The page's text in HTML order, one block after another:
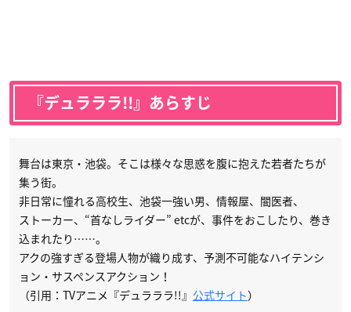
『デュラララ!!』あらすじ
舞台は東京・池袋。そこは様々な思惑を腹に抱えた若者たちが
集う街。
非日常に憧れる高校生、池袋一強い男、情報屋、闇医者、
ストーカー、“首なしライダー” etcが、事件をおこしたり、巻き
込まれたり……。
アクの強すぎる登場人物が織り成す、予測不可能なハイテンシ
ョン・サスペンスアクション！
（引用：TVアニメ『デュラララ!!』 公式サイト）